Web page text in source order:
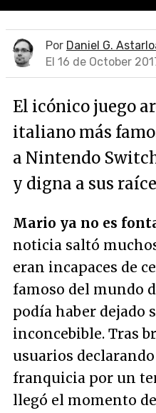
Por Daniel G.
El 16 de October
El icónico juego
italiano más
a Nintendo
y digna a sus
Mario ya no es
noticia saltó
eran incapaces de
famoso del mundo
podía haber dejado
inconcebible. Tras
usuarios
franquicia por un
llegó el momento